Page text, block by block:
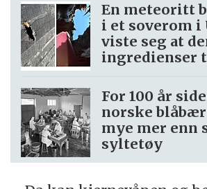
En meteoritt
i et soverom i
viste seg at
ingredienser
For 100 år
norske
mye mer enn
syltetøy